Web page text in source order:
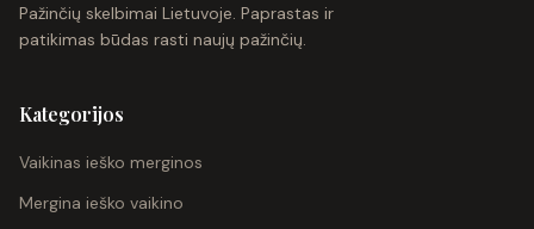
Pažinčių skelbimai Lietuvoje. Paprastas ir
patikimas būdas rasti naujų pažinčių.
Kategorijos
Vaikinas ieško merginos
Mergina ieško vaikino